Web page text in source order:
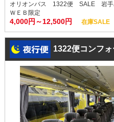
オリオンバス 1322便 SALE 岩手
ＷＥＢ限定
4,000円～12,500円 在庫SALE
1322便コンフォ